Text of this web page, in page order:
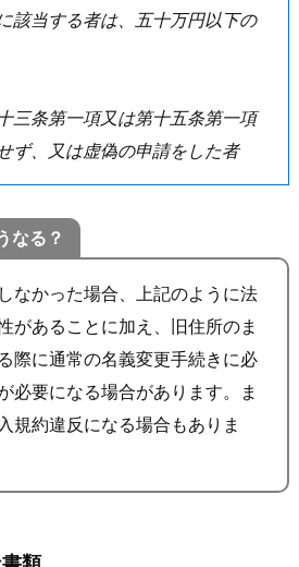
該当する者は、五十万円以下の
三条第一項又は第十五条第一項
ず、又は虚偽の申請をした者
なる？
なかった場合、上記のように法
があることに加え、旧住所のま
際に通常の名義変更手続きに必
必要になる場合があります。ま
規約違反になる場合もありま